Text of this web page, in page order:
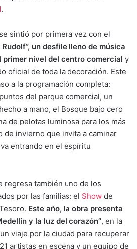
.
sintió por primera vez con el
Rudolf”, un desfile lleno de música
primer nivel del centro comercial y
oficial de toda la decoración. Este
a la programación completa:
del parque comercial, un
a mano, el Bosque bajo cero
de pelotas luminosa para los más
de invierno que invita a caminar
entrando en el espíritu
regresa también uno de los
por las familias: el Show de
Este año, la obra presenta
y la luz del corazón”, en la
viaje por la ciudad para recuperar
artistas en escena y un equipo de